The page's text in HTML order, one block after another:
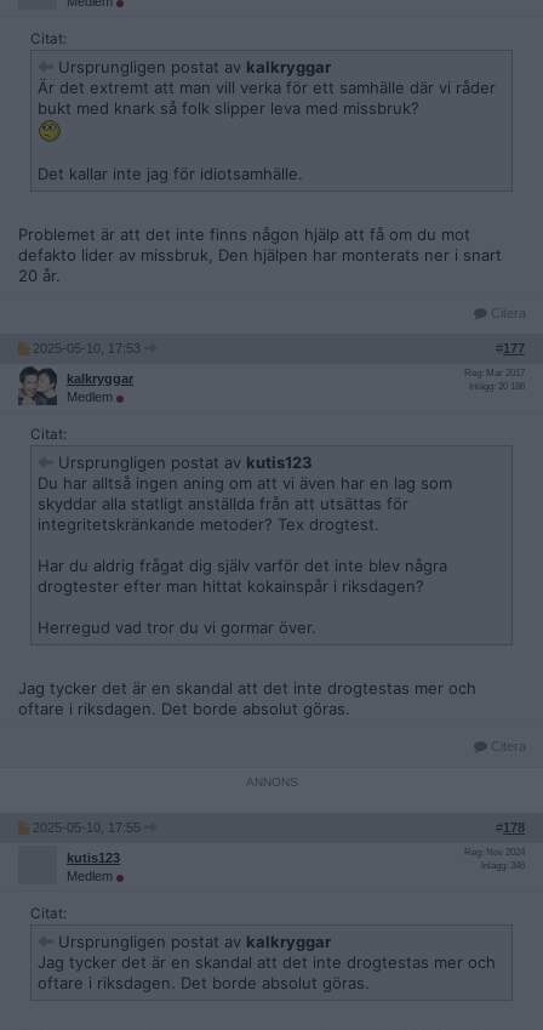
Citat:
Ursprungligen postat av kalkryggar
Är det extremt att man vill verka för ett samhälle där vi råder
bukt med knark så folk slipper leva med missbruk?
Det kallar inte jag för idiotsamhälle.
Problemet är att det inte finns någon hjälp att få om du mot
defakto lider av missbruk, Den hjälpen har monterats ner i snart
20 år.
Citera
2025-05-10, 17:53 #177
kalkryggar
Medlem
Reg: Mar 2017
Inlägg: 20 186
Citat:
Ursprungligen postat av kutis123
Du har alltså ingen aning om att vi även har en lag som
skyddar alla statligt anställda från att utsättas för
integritetskränkande metoder? Tex drogtest.
Har du aldrig frågat dig själv varför det inte blev några
drogtester efter man hittat kokainspår i riksdagen?
Herregud vad tror du vi gormar över.
Jag tycker det är en skandal att det inte drogtestas mer och
oftare i riksdagen. Det borde absolut göras.
Citera
2025-05-10, 17:55 #178
kutis123
Medlem
Reg: Nov 2024
Inlägg: 346
Citat:
Ursprungligen postat av kalkryggar
Jag tycker det är en skandal att det inte drogtestas mer och
oftare i riksdagen. Det borde absolut göras.